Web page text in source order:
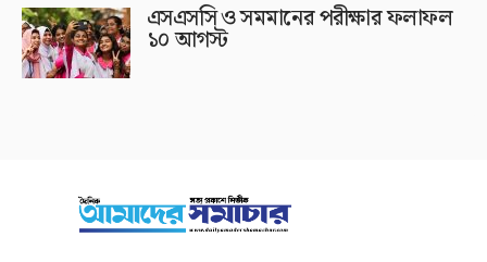
এসএসসি ও সমমানের পরীক্ষার ফলাফল
১০ আগস্ট